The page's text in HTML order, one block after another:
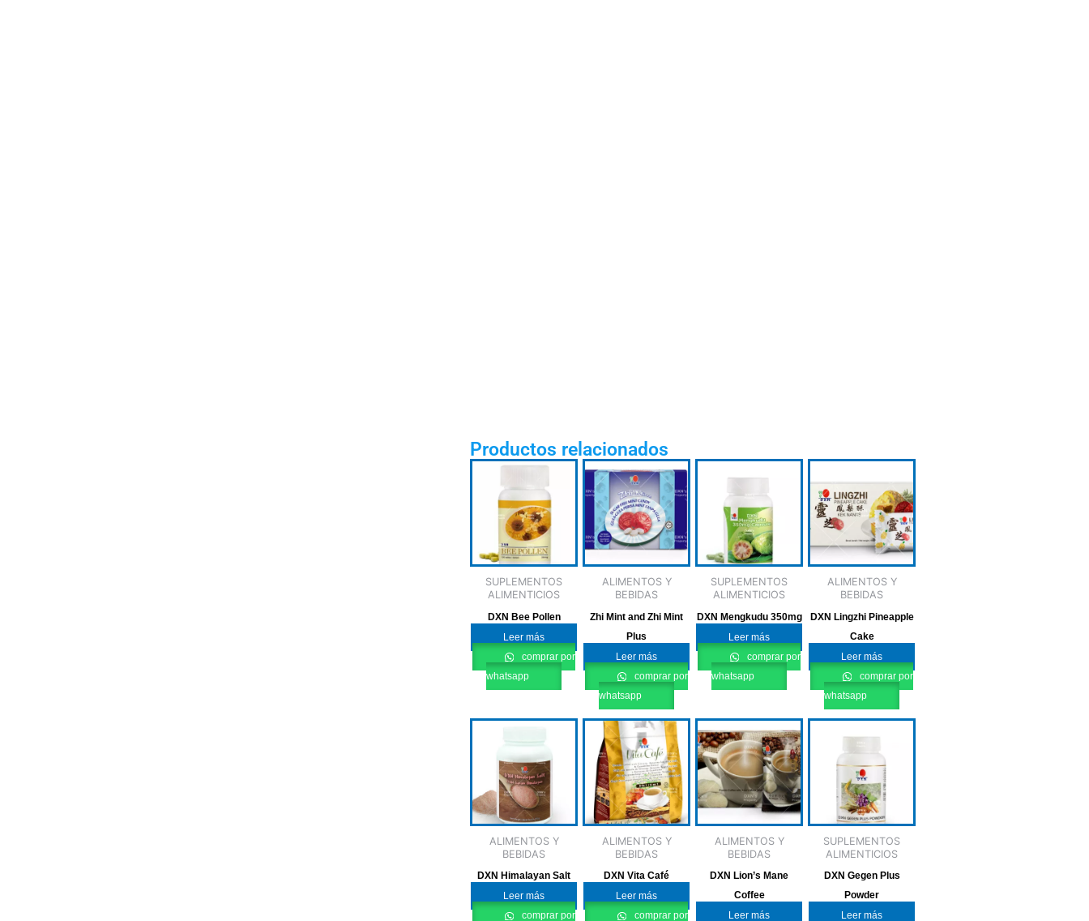
Productos relacionados
SUPLEMENTOS
ALIMENTICIOS
DXN Bee Pollen
Leer más
comprar por
whatsapp
ALIMENTOS Y
BEBIDAS
Zhi Mint and Zhi Mint
Plus
Leer más
comprar por
whatsapp
SUPLEMENTOS
ALIMENTICIOS
DXN Mengkudu 350mg
Leer más
comprar por
whatsapp
ALIMENTOS Y
BEBIDAS
DXN Lingzhi Pineapple
Cake
Leer más
comprar por
whatsapp
ALIMENTOS Y
BEBIDAS
DXN Himalayan Salt
Leer más
comprar por
ALIMENTOS Y
BEBIDAS
DXN Vita Café
Leer más
comprar por
ALIMENTOS Y
BEBIDAS
DXN Lion’s Mane
Coffee
Leer más
SUPLEMENTOS
ALIMENTICIOS
DXN Gegen Plus
Powder
Leer más